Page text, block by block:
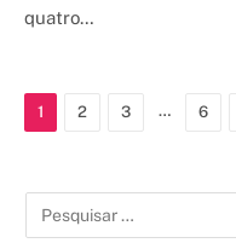
quatro…
1 2 3 … 6